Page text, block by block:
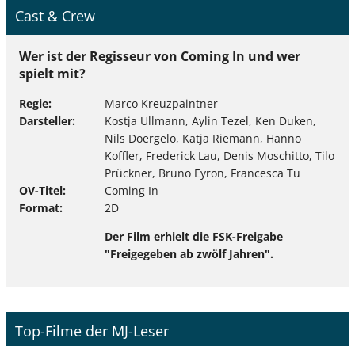
Cast & Crew
Wer ist der Regisseur von Coming In und wer
spielt mit?
Regie
Marco Kreuzpaintner
Darsteller
Kostja Ullmann, Aylin Tezel, Ken Duken,
Nils Doergelo, Katja Riemann, Hanno
Koffler, Frederick Lau, Denis Moschitto, Tilo
Prückner, Bruno Eyron, Francesca Tu
OV-Titel
Coming In
Format
2D
Der Film erhielt die FSK-Freigabe
"Freigegeben ab zwölf Jahren".
Top-Filme der MJ-Leser